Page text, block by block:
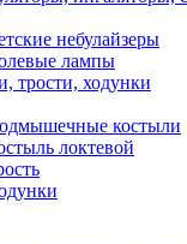
небулайзеры
лампы
трости, ходунки
костыли
локтевой